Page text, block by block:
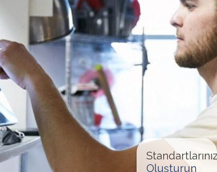
zeka algoritmalarımız
ile oda temizliği, stok
yönetimi, personel
performansı gibi kritik
alanlarda verileri analiz
ederek işletmenizi daha
akıllı hale getirir.Kalite
kontrol yazılımı bu
süreçlerde önemli bir